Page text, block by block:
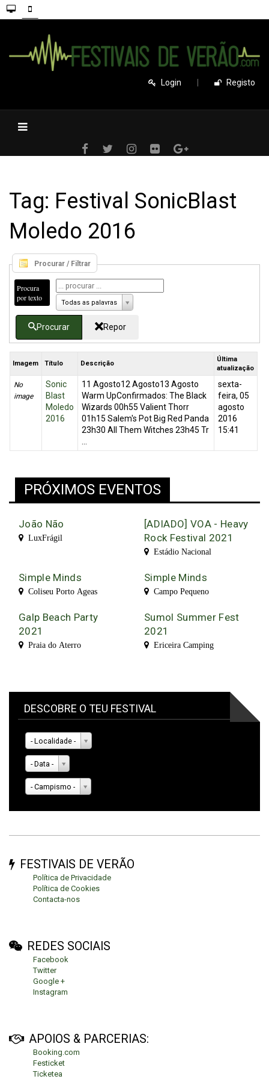
Login Registo
Tag: Festival SonicBlast
Moledo 2016
Procurar / Filtrar
Procura
por texto
Todas as palavras
Procurar Repor
Imagem Título Descrição
Última
atualização
No
image
Sonic
Blast
Moledo
2016
11 Agosto12 Agosto13 Agosto
Warm UpConfirmados: The Black
Wizards 00h55 Valient Thorr
01h15 Salem's Pot Big Red Panda
23h30 All Them Witches 23h45 Tr
sexta-
feira, 05
agosto
2016
15:41
PRÓXIMOS EVENTOS
João Não
LuxFrágil
[ADIADO] VOA - Heavy
Rock Festival 2021
Estádio Nacional
Simple Minds
Coliseu Porto Ageas
Simple Minds
Campo Pequeno
Galp Beach Party
2021
Praia do Aterro
Sumol Summer Fest
2021
Ericeira Camping
DESCOBRE O TEU FESTIVAL
- Localidade -
- Data -
- Campismo -
FESTIVAIS DE VERÃO
Política de Privacidade
Política de Cookies
Contacta-nos
REDES SOCIAIS
Facebook
Twitter
Google +
Instagram
APOIOS & PARCERIAS:
Booking.com
Festicket
Ticketea